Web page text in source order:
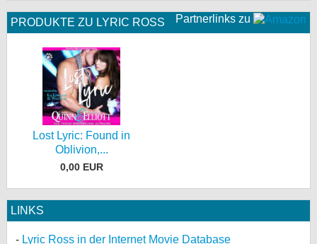
Partnerlinks zu
PRODUKTE ZU LYRIC ROSS
Lost Lyric: Found in
Oblivion,...
0,00 EUR
LINKS
Lyric Ross in der Internet Movie Database